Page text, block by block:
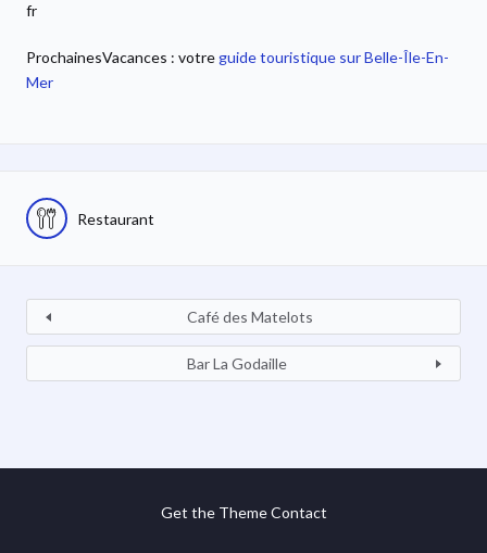
fr
ProchainesVacances : votreguide touristique sur Belle-Île-En-
Mer
Restaurant
Café des Matelots
Bar La Godaille
Get the Theme Contact